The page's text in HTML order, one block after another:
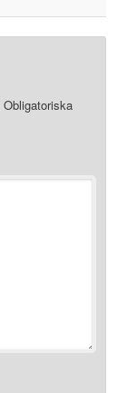
Obligatoriska